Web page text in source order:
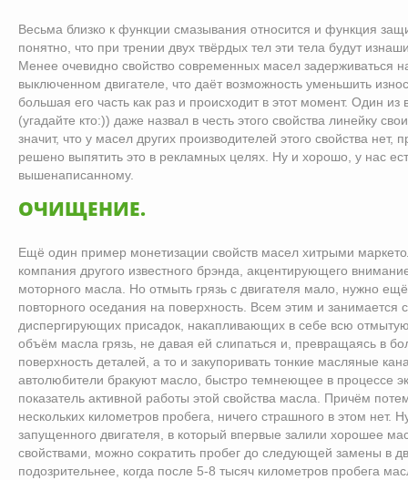
Весьма близко к функции смазывания относится и функция
понятно, что при трении двух твёрдых тел эти тела будут
Менее очевидно свойство современных масел задерживаться
выключенном двигателе, что даёт возможность уменьшить
большая его часть как раз и происходит в этот момент. Один
(угадайте кто:)) даже назвал в честь этого свойства линейку
значит, что у масел других производителей этого свойства
решено выпятить это в рекламных целях. Ну и хорошо, у нас
вышенаписанному.
ОЧИЩЕНИЕ.
Ещё один пример монетизации свойств масел хитрыми
компания другого известного брэнда, акцентирующего
моторного масла. Но отмыть грязь с двигателя мало, нужно
повторного оседания на поверхность. Всем этим и занимается
диспергирующих присадок, накапливающих в себе всю
объём масла грязь, не давая ей слипаться и, превращаясь в
поверхность деталей, а то и закупоривать тонкие масляные
автолюбители бракуют масло, быстро темнеющее в процессе
показатель активной работы этой свойства масла. Причём
нескольких километров пробега, ничего страшного в этом нет.
запущенного двигателя, в который впервые залили хорошее
свойствами, можно сократить пробег до следующей замены в
подозрительнее, когда после 5-8 тысяч километров пробега